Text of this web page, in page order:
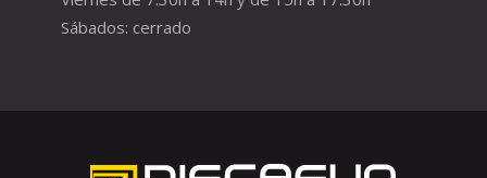
Sábados: cerrado